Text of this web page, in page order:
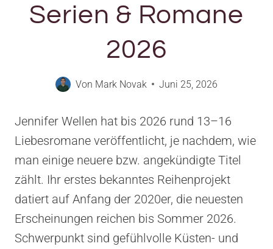
Serien & Romane
2026
Von Mark Novak Juni 25, 2026
Jennifer Wellen hat bis 2026 rund 13–16
Liebesromane veröffentlicht, je nachdem, wie
man einige neuere bzw. angekündigte Titel
zählt. Ihr erstes bekanntes Reihenprojekt
datiert auf Anfang der 2020er, die neuesten
Erscheinungen reichen bis Sommer 2026.
Schwerpunkt sind gefühlvolle Küsten- und